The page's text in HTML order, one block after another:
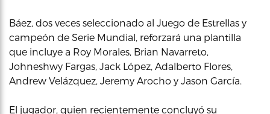
Báez, dos veces seleccionado al Juego de Estrellas y
campeón de Serie Mundial, reforzará una plantilla
que incluye a Roy Morales, Brian Navarreto,
Johneshwy Fargas, Jack López, Adalberto Flores,
Andrew Velázquez, Jeremy Arocho y Jason García.
El jugador, quien recientemente concluyó su